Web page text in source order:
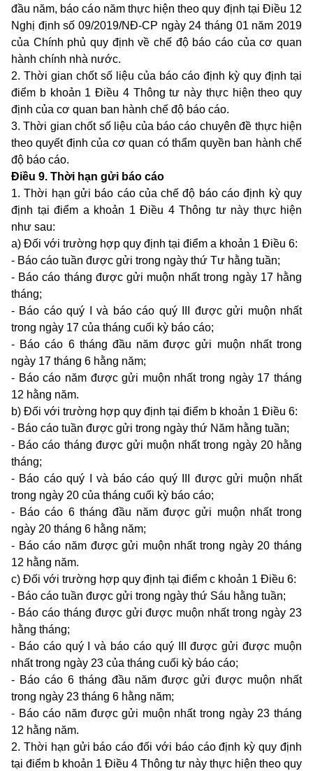
đầu năm, báo cáo năm thực hiện theo quy định tại Điều 12
Nghị định số 09/2019/NĐ-CP ngày 24 tháng 01 năm 2019
của Chính phủ quy định về chế độ báo cáo của cơ quan
hành chính nhà nước.
2. Thời gian chốt số liệu của báo cáo định kỳ quy định tại
điểm b khoản 1 Điều 4 Thông tư này thực hiện theo quy
định của cơ quan ban hành chế độ báo cáo.
3. Thời gian chốt số liệu của báo cáo chuyên đề thực hiện
theo quyết định của cơ quan có thẩm quyền ban hành chế
độ báo cáo.
Điều 9. Thời hạn gửi báo cáo
1. Thời hạn gửi báo cáo của chế độ báo cáo định kỳ quy
định tại điểm a khoản 1 Điều 4 Thông tư này thực hiện
như sau:
a) Đối với trường hợp quy định tại điểm a khoản 1 Điều 6:
- Báo cáo tuần được gửi trong ngày thứ Tư hằng tuần;
- Báo cáo tháng được gửi muộn nhất trong ngày 17 hằng
tháng;
- Báo cáo quý I và báo cáo quý III được gửi muộn nhất
trong ngày 17 của tháng cuối kỳ báo cáo;
- Báo cáo 6 tháng đầu năm được gửi muộn nhất trong
ngày 17 tháng 6 hằng năm;
- Báo cáo năm được gửi muộn nhất trong ngày 17 tháng
12 hằng năm.
b) Đối với trường hợp quy định tại điểm b khoản 1 Điều 6:
- Báo cáo tuần được gửi trong ngày thứ Năm hằng tuần;
- Báo cáo tháng được gửi muộn nhất trong ngày 20 hằng
tháng;
- Báo cáo quý I và báo cáo quý III được gửi muộn nhất
trong ngày 20 của tháng cuối kỳ báo cáo;
- Báo cáo 6 tháng đầu năm được gửi muộn nhất trong
ngày 20 tháng 6 hằng năm;
- Báo cáo năm được gửi muộn nhất trong ngày 20 tháng
12 hằng năm.
c) Đối với trường hợp quy định tại điểm c khoản 1 Điều 6:
- Báo cáo tuần được gửi trong ngày thứ Sáu hằng tuần;
- Báo cáo tháng được gửi được muộn nhất trong ngày 23
hằng tháng;
- Báo cáo quý I và báo cáo quý III được gửi được muộn
nhất trong ngày 23 của tháng cuối kỳ báo cáo;
- Báo cáo 6 tháng đầu năm được gửi được muộn nhất
trong ngày 23 tháng 6 hằng năm;
- Báo cáo năm được gửi muộn nhất trong ngày 23 tháng
12 hằng năm.
2. Thời hạn gửi báo cáo đối với báo cáo định kỳ quy định
tại điểm b khoản 1 Điều 4 Thông tư này thực hiện theo quy